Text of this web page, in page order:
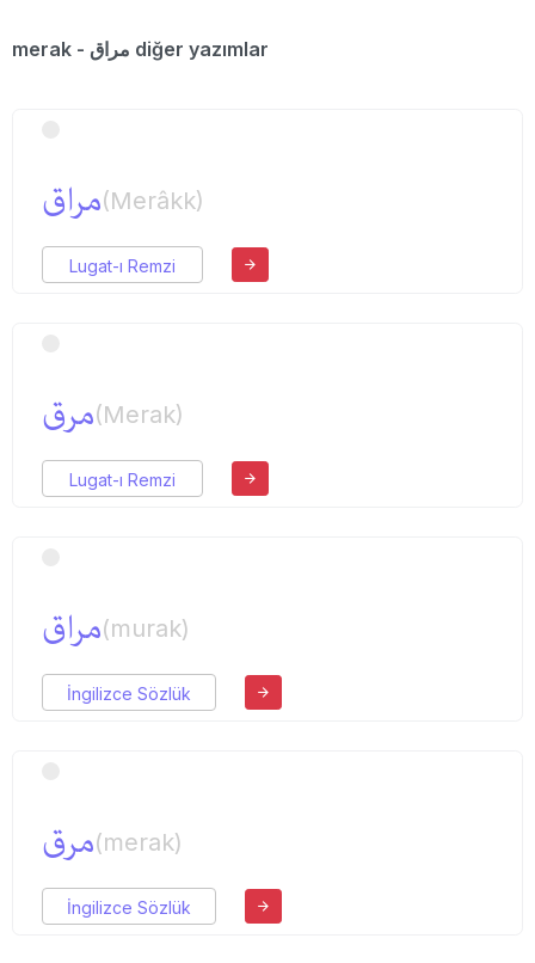
merak - مراق diğer yazımlar
مراق(Merâkk)
Lugat-ı Remzi
مرق(Merak)
Lugat-ı Remzi
مراق(murak)
İngilizce Sözlük
مرق(merak)
İngilizce Sözlük